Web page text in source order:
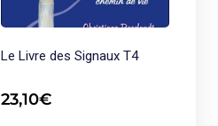
Le Livre des Signaux T4
23,10€